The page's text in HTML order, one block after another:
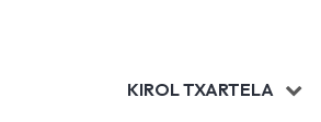
KIROL TXARTELA